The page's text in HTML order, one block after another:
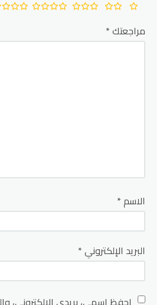
مراجعتك*
الاسم*
البريد الإلكتروني*